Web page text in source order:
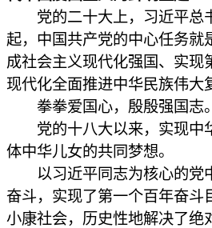
党的二十大上，习近平总
起，中国共产党的中心任务就
成社会主义现代化强国、实现
现代化全面推进中华民族伟大
拳拳爱国心，殷殷强国志。
党的十八大以来，实现中
体中华儿女的共同梦想。
以习近平同志为核心的党
奋斗，实现了第一个百年奋斗
小康社会，历史性地解决了绝